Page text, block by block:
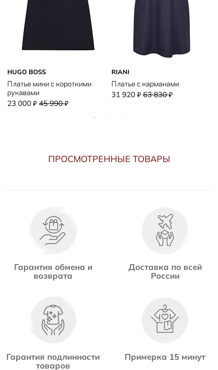
HUGO BOSS
Платье мини с короткими
рукавами
23 000 ₽ 45 990₽
RIANI
Платье с карманами
31 920 ₽ 63 830₽
ПРОСМОТРЕННЫЕ ТОВАРЫ
Гарантия обмена и
возврата
Доставка по всей
России
Гарантия подлинности
товаров
Примерка 15 минут